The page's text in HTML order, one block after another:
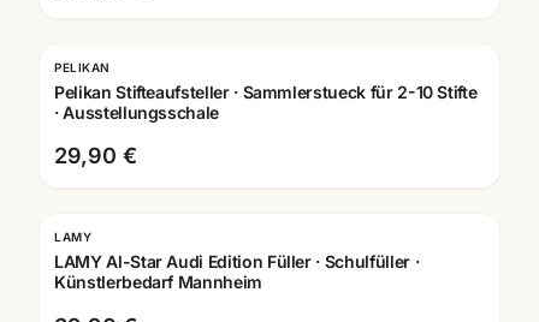
PELIKAN
Pelikan Stifteaufsteller · Sammlerstueck für 2-10 Stifte
· Ausstellungsschale
29,90 €
Gravur
LAMY
LAMY Al-Star Audi Edition Füller · Schulfüller ·
Künstlerbedarf Mannheim